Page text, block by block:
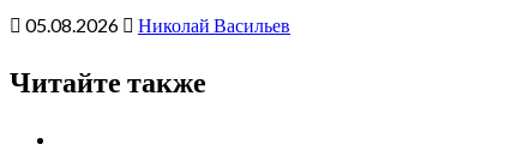
05.08.2026 Николай Васильев
Читайте также